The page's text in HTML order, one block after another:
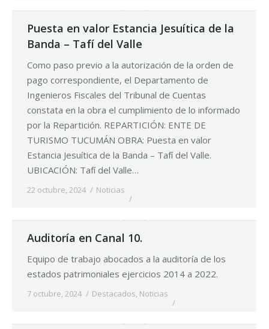
Puesta en valor Estancia Jesuítica de la
Banda – Tafí del Valle
Como paso previo a la autorización de la orden de
pago correspondiente, el Departamento de
Ingenieros Fiscales del Tribunal de Cuentas
constata en la obra el cumplimiento de lo informado
por la Repartición. REPARTICIÓN: ENTE DE
TURISMO TUCUMÁN OBRA: Puesta en valor
Estancia Jesuítica de la Banda – Tafí del Valle.
UBICACIÓN: Tafí del Valle…
22 octubre, 2024 Noticias
Auditoría en Canal 10.
Equipo de trabajo abocados a la auditoría de los
estados patrimoniales ejercicios 2014 a 2022.
7 octubre, 2024 Destacados, Noticias